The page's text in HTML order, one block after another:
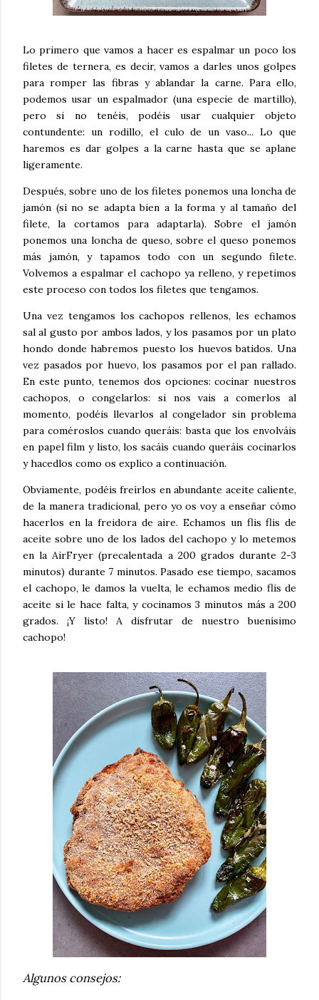
Lo primero que vamos a hacer es espalmar un poco los
filetes de ternera, es decir, vamos a darles unos golpes
para romper las fibras y ablandar la carne. Para ello,
podemos usar un espalmador (una especie de martillo),
pero si no tenéis, podéis usar cualquier objeto
contundente: un rodillo, el culo de un vaso... Lo que
haremos es dar golpes a la carne hasta que se aplane
ligeramente.
Después, sobre uno de los filetes ponemos una loncha de
jamón (si no se adapta bien a la forma y al tamaño del
filete, la cortamos para adaptarla). Sobre el jamón
ponemos una loncha de queso, sobre el queso ponemos
más jamón, y tapamos todo con un segundo filete.
Volvemos a espalmar el cachopo ya relleno, y repetimos
este proceso con todos los filetes que tengamos.
Una vez tengamos los cachopos rellenos, les echamos
sal al gusto por ambos lados, y los pasamos por un plato
hondo donde habremos puesto los huevos batidos. Una
vez pasados por huevo, los pasamos por el pan rallado.
En este punto, tenemos dos opciones: cocinar nuestros
cachopos, o congelarlos: si nos vais a comerlos al
momento, podéis llevarlos al congelador sin problema
para coméroslos cuando queráis: basta que los envolváis
en papel film y listo, los sacáis cuando queráis cocinarlos
y hacedlos como os explico a continuación.
Obviamente, podéis freírlos en abundante aceite caliente,
de la manera tradicional, pero yo os voy a enseñar cómo
hacerlos en la freidora de aire. Echamos un flis flis de
aceite sobre uno de los lados del cachopo y lo metemos
en la AirFryer (precalentada a 200 grados durante 2-3
minutos) durante 7 minutos. Pasado ese tiempo, sacamos
el cachopo, le damos la vuelta, le echamos medio flis de
aceite si le hace falta, y cocinamos 3 minutos más a 200
grados. ¡Y listo! A disfrutar de nuestro buenísimo
cachopo!
Algunos consejos: